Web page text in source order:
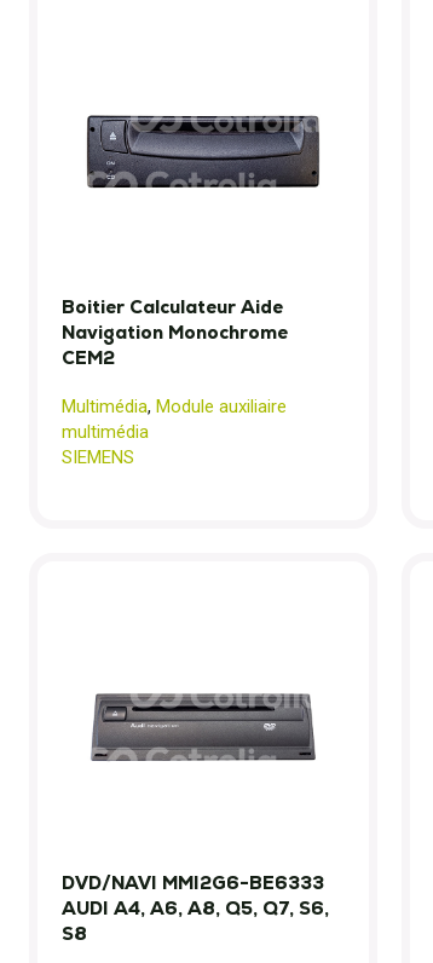
Boitier Calculateur Aide
Navigation Monochrome
CEM2
Multimédia, Module auxiliaire
multimédia
SIEMENS
DVD/NAVI MMI2G6-BE6333
AUDI A4, A6, A8, Q5, Q7, S6,
S8